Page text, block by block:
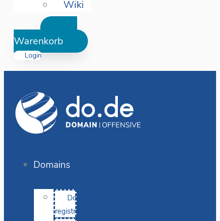
Wiki
Warenkorb
Login
Domains
Domain
registrieren